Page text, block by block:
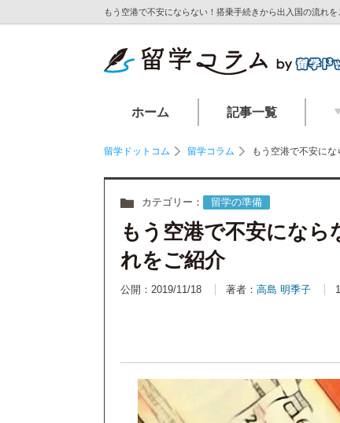
もう空港で不安にならない！搭乗手続きから出入国の流れ
ホーム 記事一覧
留学ドットコム 留学コラム もう空港で不安に
カテゴリー： 留学の準備
もう空港で不安になら
れをご紹介
公開：2019/11/18 著者： 高島 明季子